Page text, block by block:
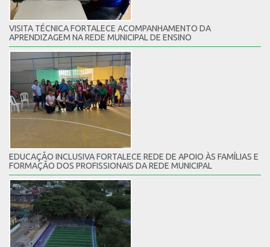
VISITA TÉCNICA FORTALECE ACOMPANHAMENTO DA
APRENDIZAGEM NA REDE MUNICIPAL DE ENSINO
EDUCAÇÃO INCLUSIVA FORTALECE REDE DE APOIO ÀS FAMÍLIAS E
FORMAÇÃO DOS PROFISSIONAIS DA REDE MUNICIPAL